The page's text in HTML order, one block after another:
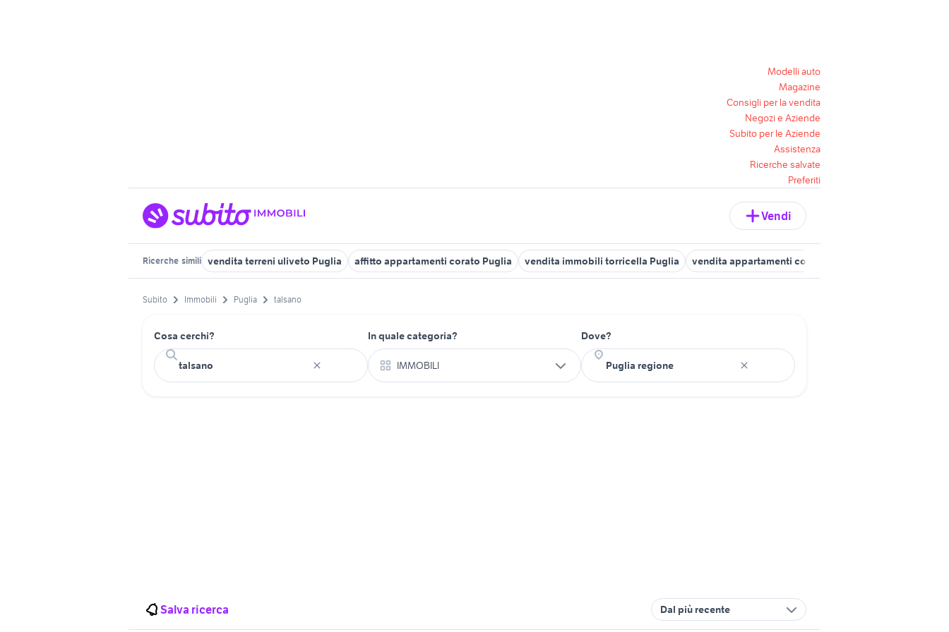
Modelli auto
Magazine
Consigli per la vendita
Negozi e Aziende
Subito per le Aziende
Assistenza
Ricerche salvate
Preferiti
Vendi
Ricerche simili vendita terreni uliveto Puglia affitto appartamenti corato Puglia vendita immobili torricella Puglia vendita appartamenti conversano Puglia
Subito Immobili Puglia talsano
Cosa cerchi? In quale categoria?
IMMOBILI
Dove?
Salva ricerca Dal più recente